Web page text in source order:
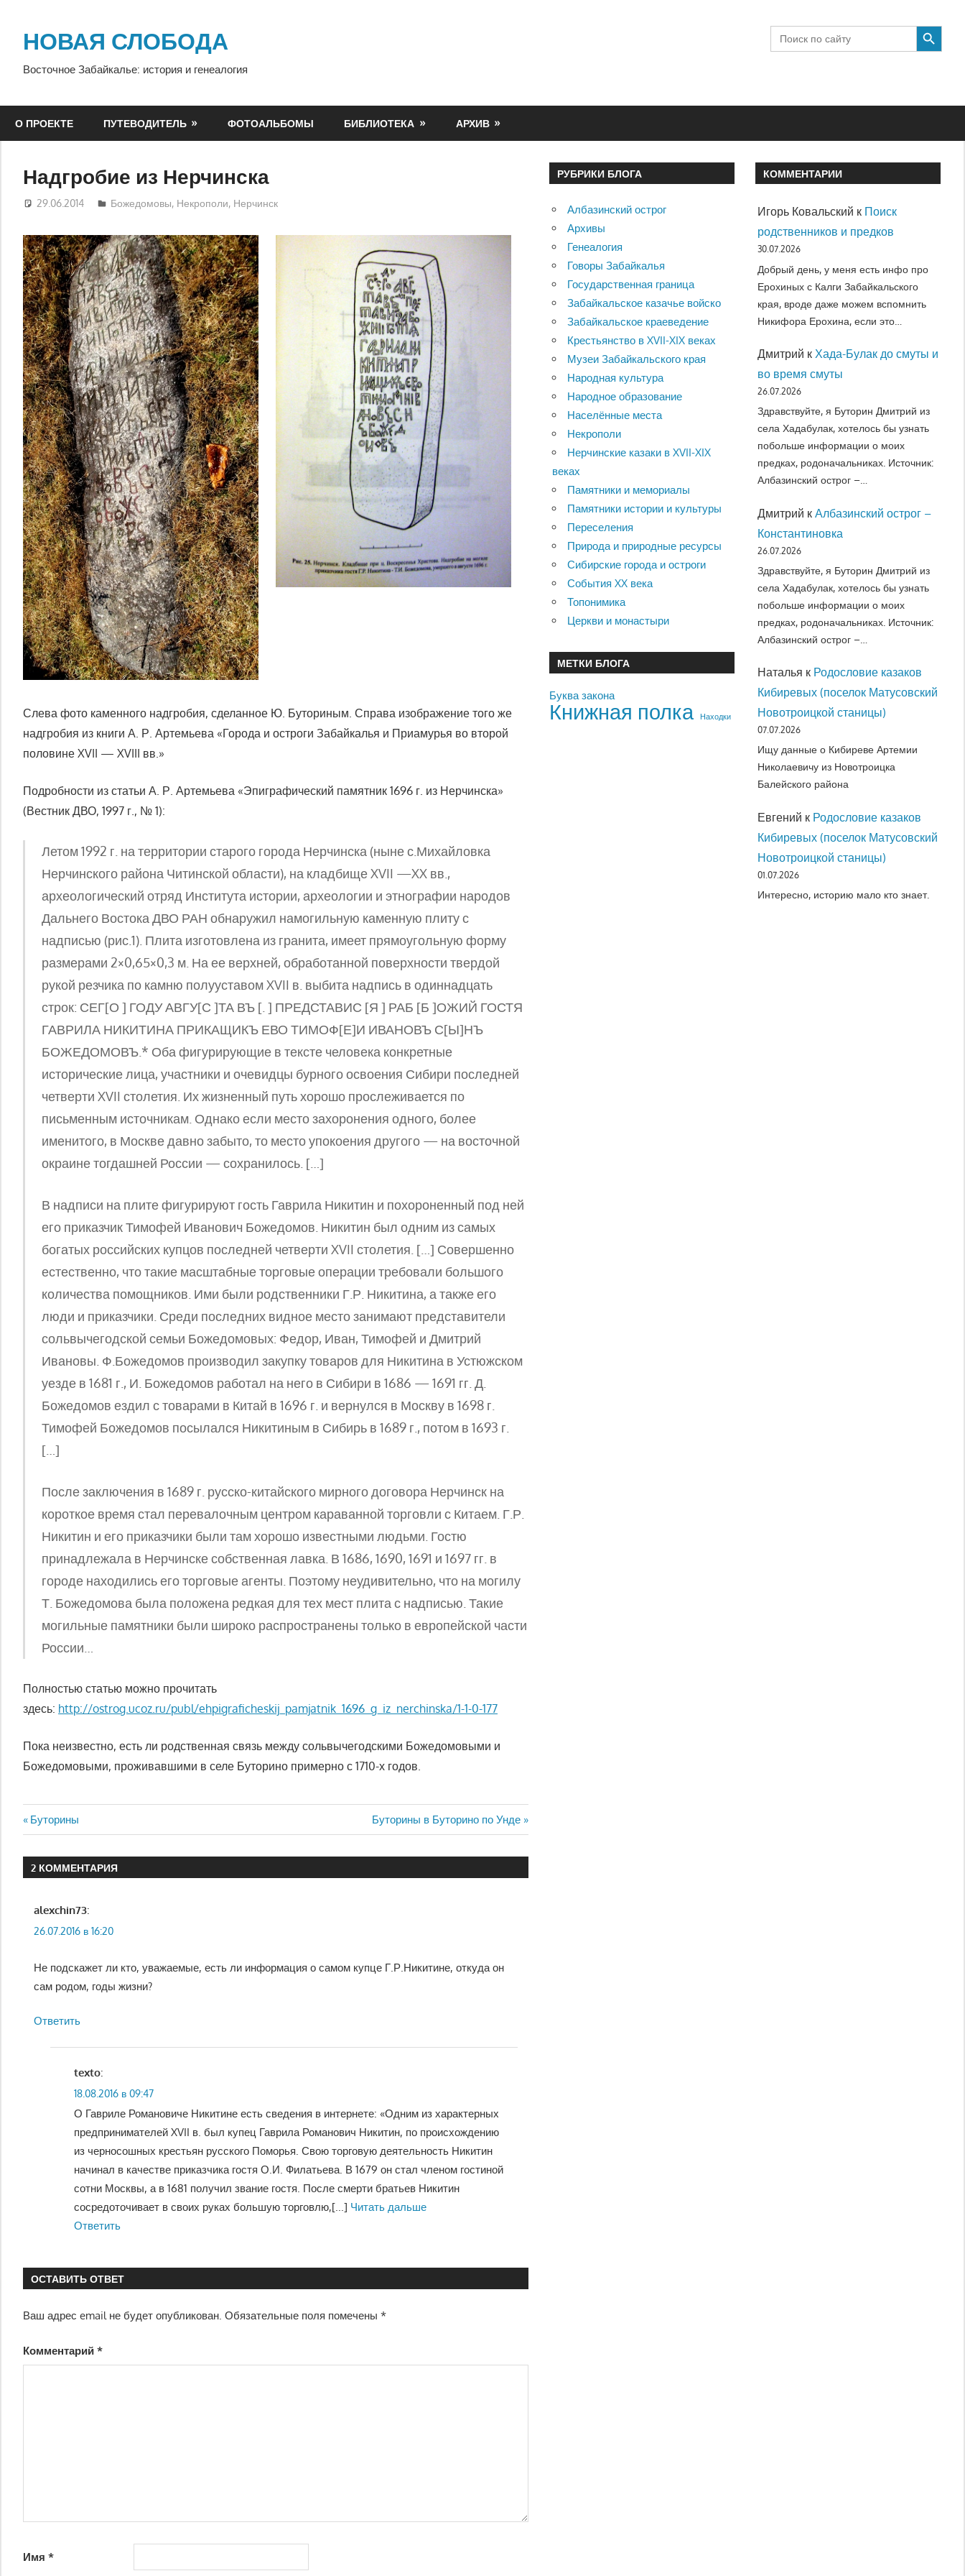
содержимому
НОВАЯ СЛОБОДА
Восточное Забайкалье: история и генеалогия
Search
for:
SEARCH BUTTON
О ПРОЕКТЕ ПУТЕВОДИТЕЛЬ ФОТОАЛЬБОМЫ БИБЛИОТЕКА АРХИВ
Надгробие из Нерчинска
29.06.2014 Екатерина Аникина
Божедомовы, Некрополи, Нерчинск
Слева фото каменного надгробия, сделанное Ю. Буториным. Справа изображение того же
надгробия из книги А. Р. Артемьева «Города и остроги Забайкалья и Приамурья во второй
половине XVII — XVIII вв.»
Подробности из статьи А. Р. Артемьева «Эпиграфический памятник 1696 г. из Нерчинска»
(Вестник ДВО, 1997 г., № 1):
Летом 1992 г. на территории старого города Нерчинска (ныне с.Михайловка
Нерчинского района Читинской области), на кладбище XVII —XX вв.,
археологический отряд Института истории, археологии и этнографии народов
Дальнего Востока ДВО РАН обнаружил намогильную каменную плиту с
надписью (рис.1). Плита изготовлена из гранита, имеет прямоугольную форму
размерами 2×0,65×0,3 м. На ее верхней, обработанной поверхности твердой
рукой резчика по камню полууставом XVII в. выбита надпись в одиннадцать
строк: СЕГ[О ] ГОДУ АВГУ[С ]ТА ВЪ [. ] ПРЕДСТАВИС [Я ] РАБ [Б ]ОЖИЙ ГОСТЯ
ГАВРИЛА НИКИТИНА ПРИКАЩИКЪ ЕВО ТИМОФ[Е]И ИВАНОВЪ С[Ы]НЪ
БОЖЕДОМОВЪ.* Оба фигурирующие в тексте человека конкретные
исторические лица, участники и очевидцы бурного освоения Сибири последней
четверти XVII столетия. Их жизненный путь хорошо прослеживается по
письменным источникам. Однако если место захоронения одного, более
именитого, в Москве давно забыто, то место упокоения другого — на восточной
окраине тогдашней России — сохранилось. […]
В надписи на плите фигурируют гость Гаврила Никитин и похороненный под ней
его приказчик Тимофей Иванович Божедомов. Никитин был одним из самых
богатых российских купцов последней четверти XVII столетия. […] Совершенно
естественно, что такие масштабные торговые операции требовали большого
количества помощников. Ими были родственники Г.Р. Никитина, а также его
люди и приказчики. Среди последних видное место занимают представители
сольвычегодской семьи Божедомовых: Федор, Иван, Тимофей и Дмитрий
Ивановы. Ф.Божедомов производил закупку товаров для Никитина в Устюжском
уезде в 1681 г., И. Божедомов работал на него в Сибири в 1686 — 1691 гг. Д.
Божедомов ездил с товарами в Китай в 1696 г. и вернулся в Москву в 1698 г.
Тимофей Божедомов посылался Никитиным в Сибирь в 1689 г., потом в 1693 г.
[…]
После заключения в 1689 г. русско-китайского мирного договора Нерчинск на
короткое время стал перевалочным центром караванной торговли с Китаем. Г.Р.
Никитин и его приказчики были там хорошо известными людьми. Гостю
принадлежала в Нерчинске собственная лавка. В 1686, 1690, 1691 и 1697 гг. в
городе находились его торговые агенты. Поэтому неудивительно, что на могилу
Т. Божедомова была положена редкая для тех мест плита с надписью. Такие
могильные памятники были широко распространены только в европейской части
России…
Полностью статью можно прочитать
здесь: http://ostrog.ucoz.ru/publ/ehpigraficheskij_pamjatnik_1696_g_iz_nerchinska/1-1-0-177
Пока неизвестно, есть ли родственная связь между сольвычегодскими Божедомовыми и
Божедомовыми, проживавшими в селе Буторино примерно с 1710-х годов.
Навигация
по
записям
Предыдущая
запись:
Буторины
Следующая
запись:
Буторины в Буторино по Унде
2 КОММЕНТАРИЯ
alexchin73:
26.07.2016 в 16:20
Не подскажет ли кто, уважаемые, есть ли информация о самом купце Г.Р.Никитине, откуда он
сам родом, годы жизни?
Ответить
texto:
18.08.2016 в 09:47
О Гавриле Романовиче Никитине есть сведения в интернете: «Одним из характерных
предпринимателей XVII в. был купец Гаврила Романович Никитин, по происхождению
из черносошных крестьян русского Поморья. Свою торговую деятельность Никитин
начинал в качестве приказчика гостя О.И. Филатьева. В 1679 он стал членом гостиной
сотни Москвы, а в 1681 получил звание гостя. После смерти братьев Никитин
сосредоточивает в своих руках большую торговлю,[...] Читать дальше
Ответить
ОСТАВИТЬ ОТВЕТ
Ваш адрес email не будет опубликован. Обязательные поля помечены *
Комментарий *
Имя *
РУБРИКИ БЛОГА
Албазинский острог
Архивы
Генеалогия
Говоры Забайкалья
Государственная граница
Забайкальское казачье войско
Забайкальское краеведение
Крестьянство в XVII-XIX веках
Музеи Забайкальского края
Народная культура
Народное образование
Населённые места
Некрополи
Нерчинские казаки в XVII-XIX
веках
Памятники и мемориалы
Памятники истории и культуры
Переселения
Природа и природные ресурсы
Сибирские города и остроги
События XX века
Топонимика
Церкви и монастыри
МЕТКИ БЛОГА
Буква закона
Книжная полка Находки
КОММЕНТАРИИ
Игорь Ковальский к Поиск
родственников и предков
30.07.2026
Добрый день, у меня есть инфо про
Ерохиных с Калги Забайкальского
края, вроде даже можем вспомнить
Никифора Ерохина, если это…
Дмитрий к Хада-Булак до смуты и
во время смуты
26.07.2026
Здравствуйте, я Буторин Дмитрий из
села Хадабулак, хотелось бы узнать
побольше информации о моих
предках, родоначальниках. Источник:
Албазинский острог –…
Дмитрий к Албазинский острог –
Константиновка
26.07.2026
Здравствуйте, я Буторин Дмитрий из
села Хадабулак, хотелось бы узнать
побольше информации о моих
предках, родоначальниках. Источник:
Албазинский острог –…
Наталья к Родословие казаков
Кибиревых (поселок Матусовский
Новотроицкой станицы)
07.07.2026
Ищу данные о Кибиреве Артемии
Николаевичу из Новотроицка
Балейского района
Евгений к Родословие казаков
Кибиревых (поселок Матусовский
Новотроицкой станицы)
01.07.2026
Интересно, историю мало кто знает.